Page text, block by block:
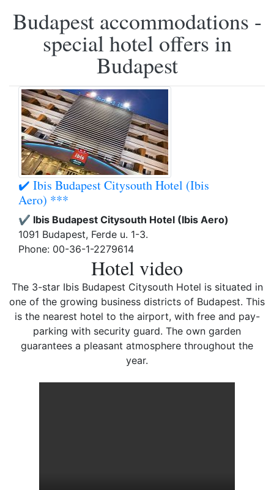
Budapest accommodations -
special hotel offers in
Budapest
✔️ Ibis Budapest Citysouth Hotel (Ibis
Aero) ***
✔️ Ibis Budapest Citysouth Hotel (Ibis Aero)
1091 Budapest, Ferde u. 1-3.
Phone: 00-36-1-2279614
Hotel video
The 3-star Ibis Budapest Citysouth Hotel is situated in
one of the growing business districts of Budapest. This
is the nearest hotel to the airport, with free and pay-
parking with security guard. The own garden
guarantees a pleasant atmosphere throughout the
year.